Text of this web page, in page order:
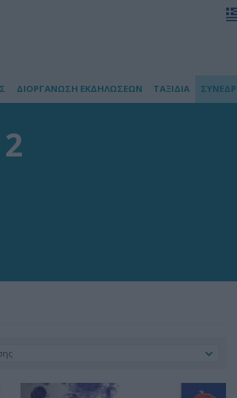
ΔΙΟΡΓΑΝΩΣΗ ΕΚΔΗΛΩΣΕΩΝ ΤΑΞΙΔΙΑ